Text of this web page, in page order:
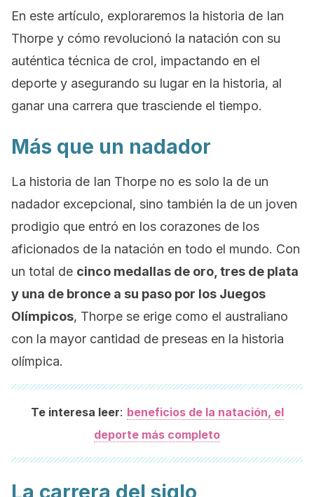
En este artículo, exploraremos la historia de Ian
Thorpe y cómo revolucionó la natación con su
auténtica técnica de crol, impactando en el
deporte y asegurando su lugar en la historia, al
ganar una carrera que trasciende el tiempo.
Más que un nadador
La historia de Ian Thorpe no es solo la de un
nadador excepcional, sino también la de un joven
prodigio que entró en los corazones de los
aficionados de la natación en todo el mundo. Con
un total de cinco medallas de oro, tres de plata
y una de bronce a su paso por los Juegos
Olímpicos, Thorpe se erige como el australiano
con la mayor cantidad de preseas en la historia
olímpica.
Te interesa leer: beneficios de la natación, el
deporte más completo
La carrera del siglo